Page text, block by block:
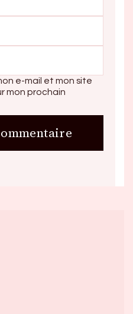
e-mail et mon site
mon prochain